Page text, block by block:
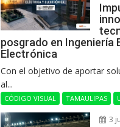
posgrado en Ingeniería
Electrónica
Con el objetivo de aportar
al...
CÓDIGO VISUAL TAMAULIPAS
3